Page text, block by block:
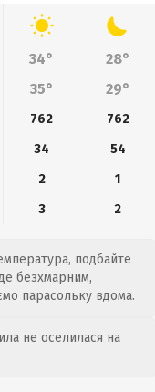
34°
28°
35° 29°
762
762
34
54
2
1
3 2
подбайте
безхмарним,
парасольку вдома.
не оселилася на